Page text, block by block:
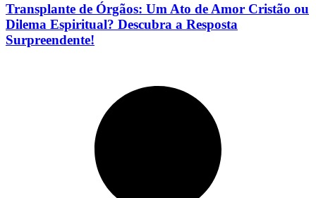
Transplante de Órgãos: Um Ato de Amor Cristão ou
Dilema Espiritual? Descubra a Resposta
Surpreendente!